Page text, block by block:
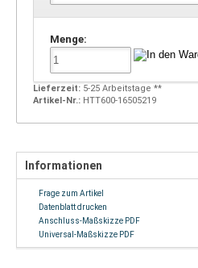
Menge:
Lieferzeit: 5-25 Arbeitstage **
Artikel-Nr.: HTT600-16505219
Informationen
Frage zum Artikel
Datenblatt drucken
Anschluss-Maßskizze PDF
Universal-Maßskizze PDF